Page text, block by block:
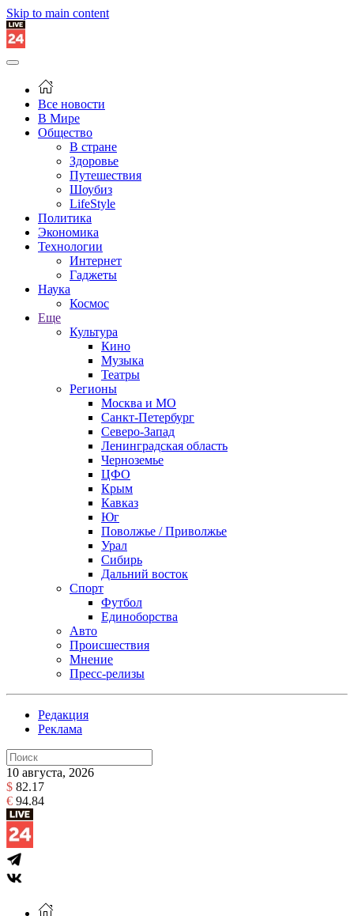
Skip to main content
Все новости
В Мире
Общество
В стране
Здоровье
Путешествия
Шоубиз
LifeStyle
Политика
Экономика
Технологии
Интернет
Гаджеты
Наука
Космос
Еще
Культура
Кино
Музыка
Театры
Регионы
Москва и МО
Санкт-Петербург
Северо-Запад
Ленинградская область
Черноземье
ЦФО
Крым
Кавказ
Юг
Поволжье / Приволжье
Урал
Сибирь
Дальний восток
Спорт
Футбол
Единоборства
Авто
Происшествия
Мнение
Пресс-релизы
Редакция
Реклама
10 августа, 2026
$ 82.17
€ 94.84